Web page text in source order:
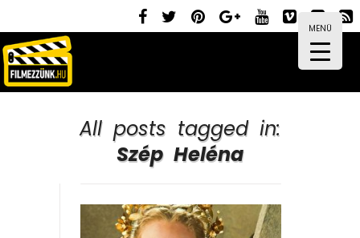
MENÜ
All posts tagged in:
Szép Heléna